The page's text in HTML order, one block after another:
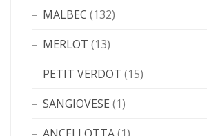
MALBEC (132)
MERLOT (13)
PETIT VERDOT (15)
SANGIOVESE (1)